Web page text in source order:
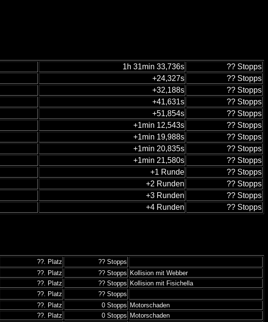
1h 31min 33,736s
?? Stopps
+24,327s
?? Stopps
+32,188s
?? Stopps
+41,631s
?? Stopps
+51,854s
?? Stopps
+1min 12,543s
?? Stopps
+1min 19,988s
?? Stopps
+1min 20,835s
?? Stopps
+1min 21,580s
?? Stopps
+1 Runde
?? Stopps
+2 Runden
?? Stopps
+3 Runden
?? Stopps
+4 Runden ?? Stopps
??. Platz
?? Stopps
??. Platz ?? Stopps Kollision mit Webber
??. Platz ?? Stopps Kollision mit Fisichella
??. Platz
?? Stopps
??. Platz 0 Stopps Motorschaden
??. Platz 0 Stopps Motorschaden